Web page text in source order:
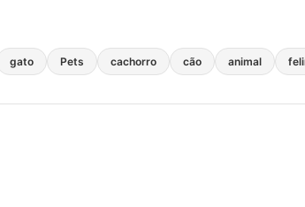
gato Pets cachorro cão animal